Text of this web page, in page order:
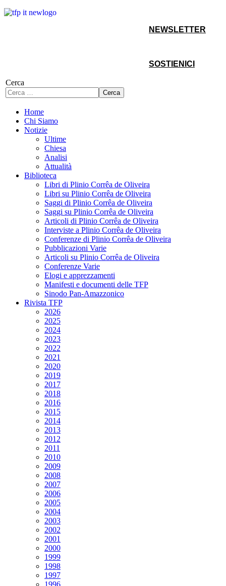
NEWSLETTER
SOSTIENICI
Cerca
Cerca
Home
Chi Siamo
Notizie
Ultime
Chiesa
Analisi
Attualità
Biblioteca
Libri di Plinio Corrêa de Oliveira
Libri su Plinio Corrêa de Oliveira
Saggi di Plinio Corrêa de Oliveira
Saggi su Plinio Corrêa de Oliveira
Articoli di Plinio Corrêa de Oliveira
Interviste a Plinio Corrêa de Oliveira
Conferenze di Plinio Corrêa de Oliveira
Pubblicazioni Varie
Articoli su Plinio Corrêa de Oliveira
Conferenze Varie
Elogi e apprezzamenti
Manifesti e documenti delle TFP
Sinodo Pan-Amazzonico
Rivista TFP
2026
2025
2024
2023
2022
2021
2020
2019
2017
2018
2016
2015
2014
2013
2012
2011
2010
2009
2008
2007
2006
2005
2004
2003
2002
2001
2000
1999
1998
1997
1996